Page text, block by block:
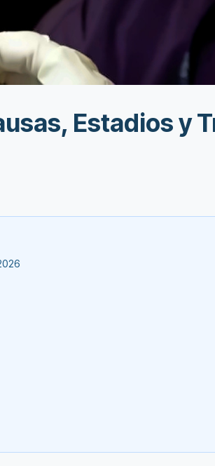
Estadios y